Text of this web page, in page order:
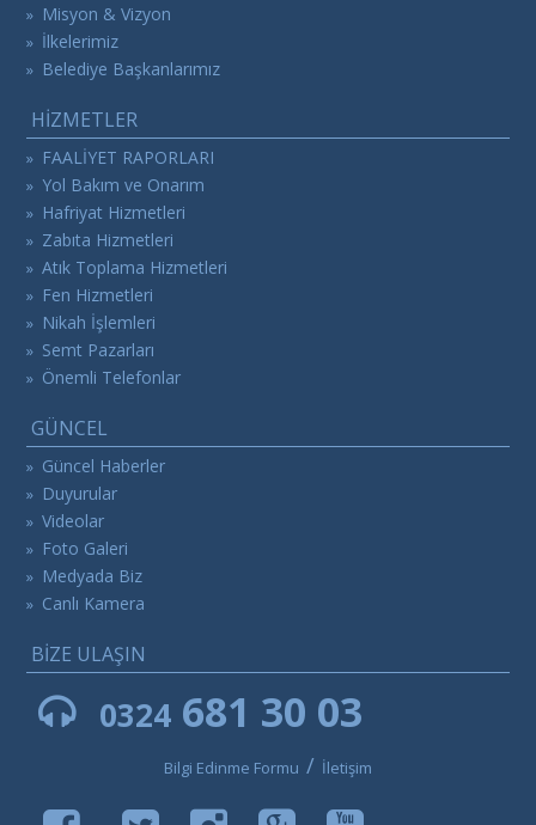
» Misyon & Vizyon
» İlkelerimiz
» Belediye Başkanlarımız
HİZMETLER
» FAALİYET RAPORLARI
» Yol Bakım ve Onarım
» Hafriyat Hizmetleri
» Zabıta Hizmetleri
» Atık Toplama Hizmetleri
» Fen Hizmetleri
» Nikah İşlemleri
» Semt Pazarları
» Önemli Telefonlar
GÜNCEL
» Güncel Haberler
» Duyurular
» Videolar
» Foto Galeri
» Medyada Biz
» Canlı Kamera
BİZE ULAŞIN
0324 681 30 03
Bilgi Edinme Formu / İletişim